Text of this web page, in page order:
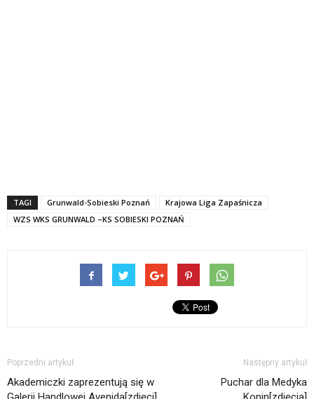
TAGI Grunwald-Sobieski Poznań
Krajowa Liga Zapaśnicza
WZS WKS GRUNWALD –KS SOBIESKI POZNAŃ
Poprzedni artykuł
Akademiczki zaprezentują się w
Następny artykuł
Puchar dla Medyka